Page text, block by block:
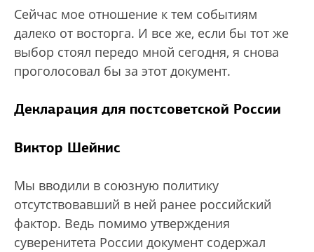
Сейчас мое отношение к тем событиям
далеко от восторга. И все же, если бы тот же
выбор стоял передо мной сегодня, я снова
проголосовал бы за этот документ.
Декларация для постсоветской России
Виктор Шейнис
Мы вводили в союзную политику
отсутствовавший в ней ранее российский
фактор. Ведь помимо утверждения
суверенитета России документ содержал